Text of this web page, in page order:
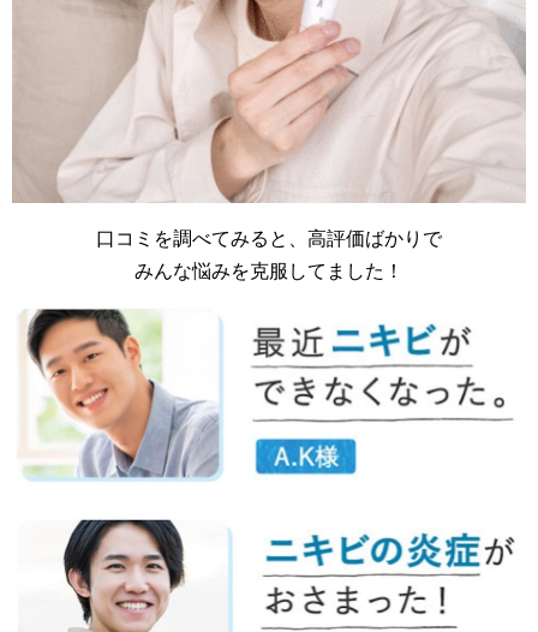
口コミを調べてみると、高評価ばかりで
みんな悩みを克服してました！